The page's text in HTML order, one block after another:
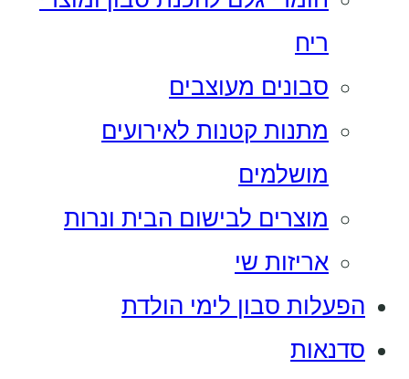
ריח
סבונים מעוצבים
מתנות קטנות לאירועים
מושלמים
מוצרים לבישום הבית ונרות
אריזות שי
הפעלות סבון לימי הולדת
סדנאות